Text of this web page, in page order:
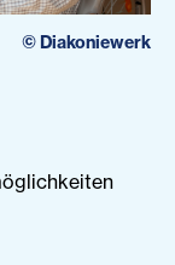
© Diakoniewerk